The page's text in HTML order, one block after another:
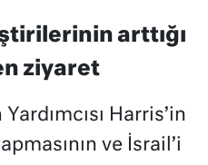
arttığı
ziyaret
Harris’in
ve İsrail’i